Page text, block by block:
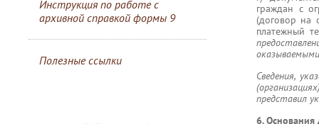
Инструкция по работе с
архивной справкой формы 9
Полезные ссылки
граждан с
(договор на
платежный
Сведения,
представил
6. Основания